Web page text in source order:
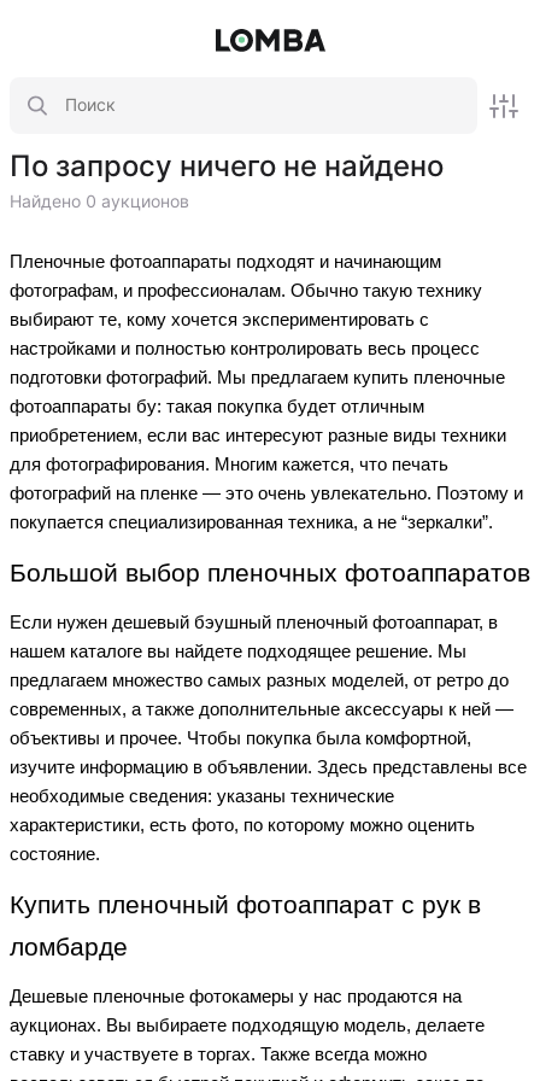
По запросу ничего не найдено
Найдено 0 аукционов
Пленочные фотоаппараты подходят и начинающим
фотографам, и профессионалам. Обычно такую технику
выбирают те, кому хочется экспериментировать с
настройками и полностью контролировать весь процесс
подготовки фотографий. Мы предлагаем купить пленочные
фотоаппараты бу: такая покупка будет отличным
приобретением, если вас интересуют разные виды техники
для фотографирования. Многим кажется, что печать
фотографий на пленке — это очень увлекательно. Поэтому и
покупается специализированная техника, а не “зеркалки”.
Большой выбор пленочных фотоаппаратов
Если нужен дешевый бэушный пленочный фотоаппарат, в
нашем каталоге вы найдете подходящее решение. Мы
предлагаем множество самых разных моделей, от ретро до
современных, а также дополнительные аксессуары к ней —
объективы и прочее. Чтобы покупка была комфортной,
изучите информацию в объявлении. Здесь представлены все
необходимые сведения: указаны технические
характеристики, есть фото, по которому можно оценить
состояние.
Купить пленочный фотоаппарат с рук в
ломбарде
Дешевые пленочные фотокамеры у нас продаются на
аукционах. Вы выбираете подходящую модель, делаете
ставку и участвуете в торгах. Также всегда можно